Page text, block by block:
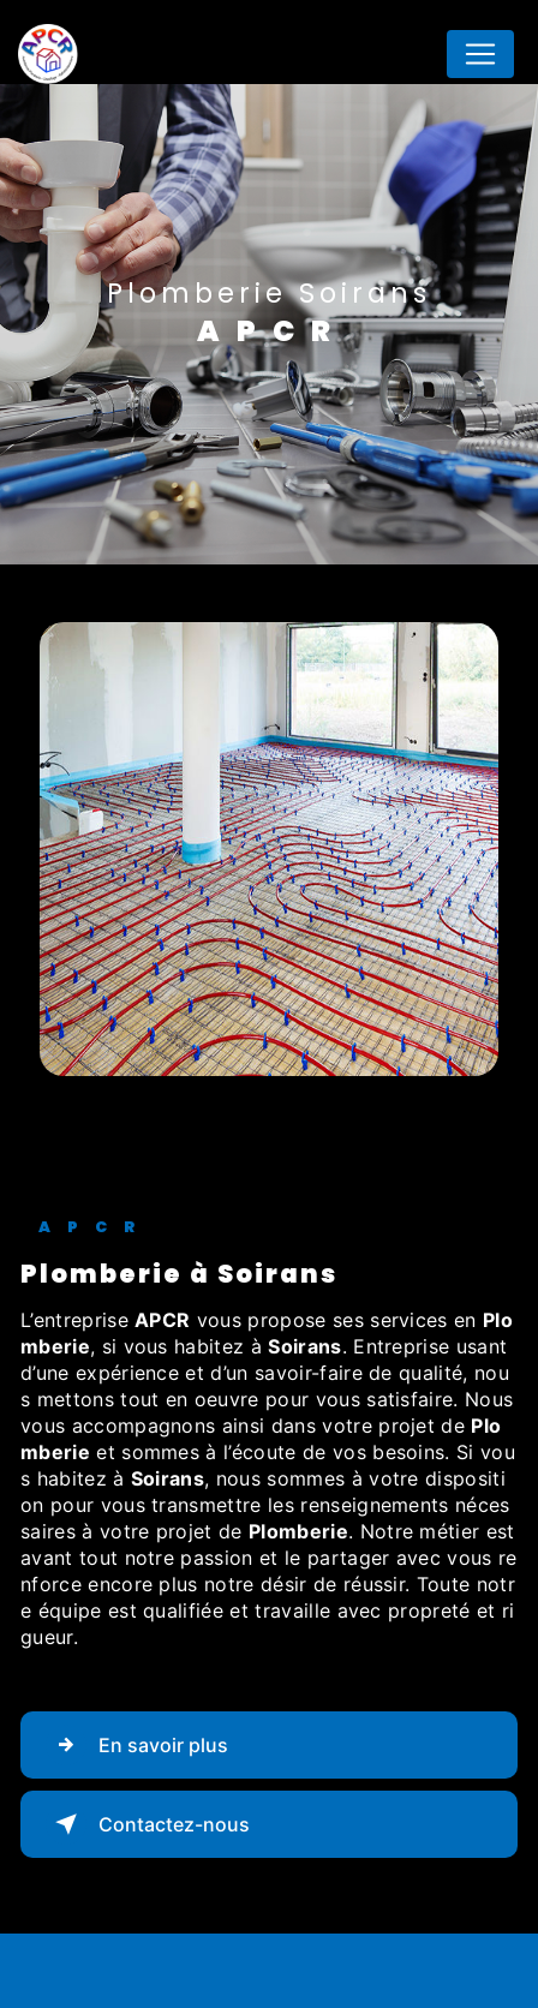
Plomberie Soirans
APCR
APCR
Plomberie à Soirans
L’entrepriseAPCR vous propose ses services en Plo
mberie, si vous habitez àSoirans. Entreprise usant
d’une expérience et d’un savoir-faire de qualité, nou
s mettons tout en oeuvre pour vous satisfaire. Nous
vous accompagnons ainsi dans votre projet de Plo
mberie et sommes à l’écoute de vos besoins. Si vou
s habitez à Soirans, nous sommes à votre dispositi
on pour vous transmettre les renseignements néces
saires à votre projet de Plomberie. Notre métier est
avant tout notre passion et le partager avec vous re
nforce encore plus notre désir de réussir. Toute notr
e équipe est qualifiée et travaille avec propreté et ri
gueur.
En savoir plus
Contactez-nous